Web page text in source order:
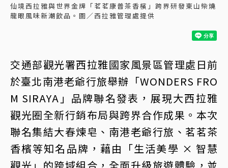
仙境西拉雅與世界金牌「茗茗康普茶香檳」跨界研發東山柴燒
龍眼風味新潮飲品。圖／西拉雅管理處提供
交通部觀光署西拉雅國家風景區管理處日前
於臺北南港老爺行旅舉辦「WONDERS FRO
M SIRAYA」品牌聯名發表，展現大西拉雅
觀光圈全新行銷布局與跨界合作成果。本次
聯名集結大春煉皂、南港老爺行旅、茗茗茶
香檳等知名品牌，藉由「生活美學 × 智慧
觀光」的跨域組合，全面升級旅遊體驗，並